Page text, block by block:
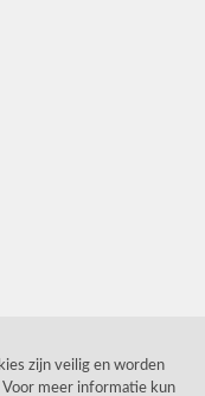
zijn veilig en worden
meer informatie kun